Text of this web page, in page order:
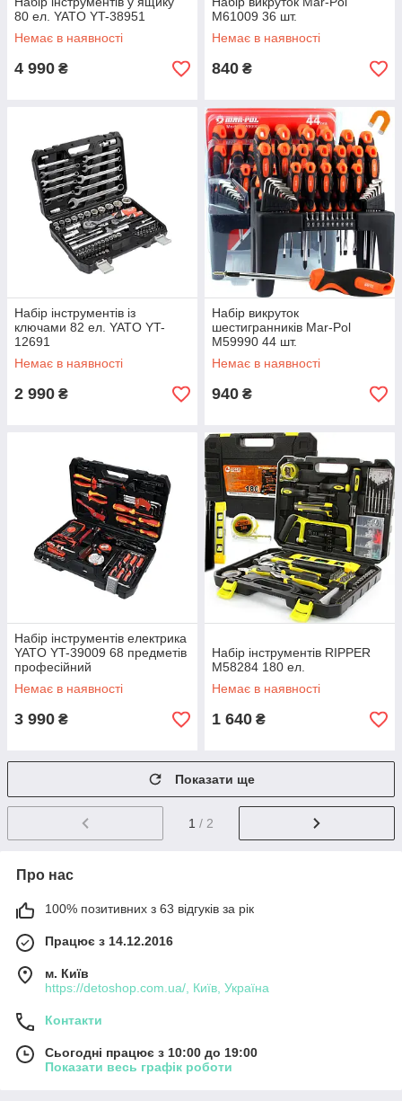
80 ел. YATO YT-38951
Немає в наявності
4 990 ₴
M61009 36 шт.
Немає в наявності
840 ₴
Набір інструментів із
ключами 82 ел. YATO YT-
12691
Немає в наявності
2 990 ₴
Набір викруток
шестигранників Mar-Pol
М59990 44 шт.
Немає в наявності
940 ₴
Набір інструментів електрика
YATO YT-39009 68 предметів
професійний
Немає в наявності
3 990 ₴
Набір інструментів RIPPER
М58284 180 ел.
Немає в наявності
1 640 ₴
Показати ще
1 / 2
Про нас
100% позитивних з 63 відгуків за рік
Працює з 14.12.2016
м. Київ
https://detoshop.com.ua/, Київ, Україна
Контакти
Сьогодні працює з 10:00 до 19:00
Показати весь графік роботи